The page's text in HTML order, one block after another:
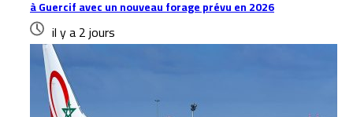
à Guercif avec un nouveau forage prévu en 2026
il y a 2 jours